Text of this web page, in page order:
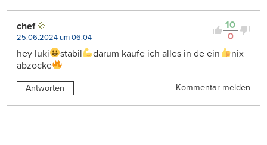
10
0
chef
25.06.2024 um 06:04
hey luki stabil darum kaufe ich alles in de ein
nix
abzocke
Antworten Kommentar melden